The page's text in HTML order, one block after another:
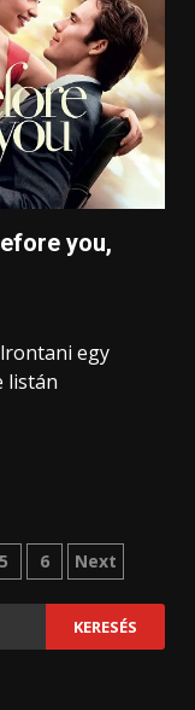
you,
egy
listán
5 6 Next